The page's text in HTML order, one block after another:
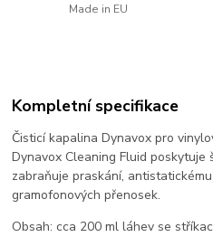
Made in EU
Kompletní specifikace
Čisticí kapalina Dynavox pro
Dynavox Cleaning Fluid poskytuje
zabraňuje praskání,
gramofonových přenosek.
Obsah: cca 200 ml láhev se